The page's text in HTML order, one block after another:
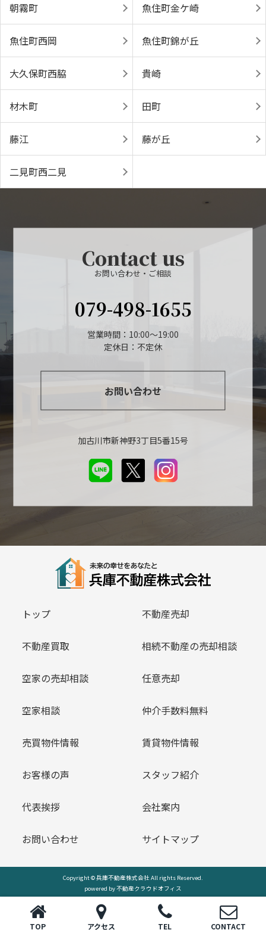
朝霧町 魚住町金ケ崎
魚住町西岡 魚住町錦が丘
大久保町西脇 貴崎
材木町 田町
藤江 藤が丘
二見町西二見
Contact us
お問い合わせ・ご相談
079-498-1655
営業時間：10:00～19:00
定休日：不定休
お問い合わせ
加古川市新神野3丁目5番15号
トップ 不動産売却
不動産買取 相続不動産の売却相談
空家の売却相談 任意売却
空家相談 仲介手数料無料
売買物件情報 賃貸物件情報
お客様の声 スタッフ紹介
代表挨拶 会社案内
お問い合わせ サイトマップ
TOP アクセス TEL CONTACT
Copyright © 兵庫不動産株式会社 All rights Reserved.
powered by 不動産クラウドオフィス